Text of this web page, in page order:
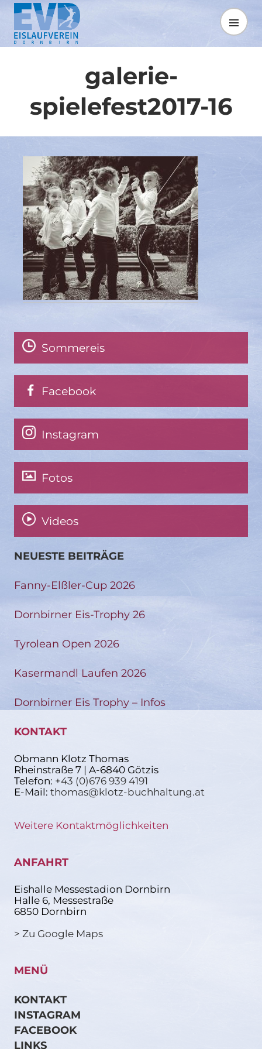
Springe
zum
Inhalt
MENÜ
galerie-
spielefest2017-16
Sommereis
Facebook
Instagram
Fotos
Videos
NEUESTE BEITRÄGE
Fanny-Elßler-Cup 2026
Dornbirner Eis-Trophy 26
Tyrolean Open 2026
Kasermandl Laufen 2026
Dornbirner Eis Trophy – Infos
KONTAKT
Obmann Klotz Thomas
Rheinstraße 7 | A-6840 Götzis
Telefon: +43 (0)676 939 4191
E-Mail: thomas@klotz-buchhaltung.at
Weitere Kontaktmöglichkeiten
ANFAHRT
Eishalle Messestadion Dornbirn
Halle 6, Messestraße
6850 Dornbirn
> Zu Google Maps
MENÜ
KONTAKT
INSTAGRAM
FACEBOOK
LINKS